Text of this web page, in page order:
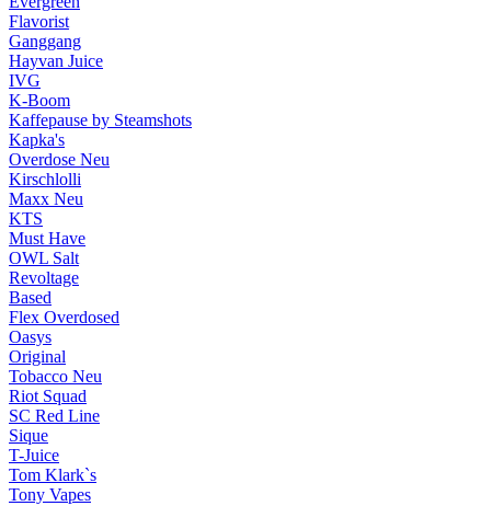
Flavorist
Ganggang
Hayvan Juice
IVG
K-Boom
Kaffepause by Steamshots
Kapka's
Overdose Neu
Kirschlolli
Maxx Neu
KTS
Must Have
OWL Salt
Revoltage
Based
Flex Overdosed
Oasys
Original
Tobacco Neu
Riot Squad
SC Red Line
Sique
T-Juice
Tom Klark`s
Tony Vapes